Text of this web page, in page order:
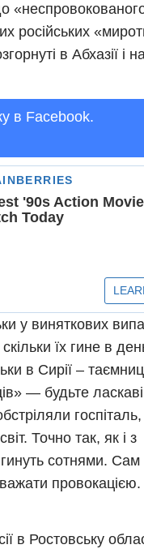
російських
в Абхазії і на
в Facebook.
у виняткових
їх гине в
в Сирії –
— будьте
госпіталь,
Точно так, як і з
сотнями.
в Ростовську